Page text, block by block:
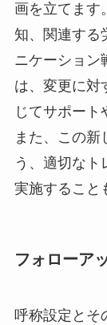
画を立てます
知、関連する
ニケーション
は、変更に対
じてサポート
また、この新
う、適切なト
実施すること
フォローア
呼称設定とそ